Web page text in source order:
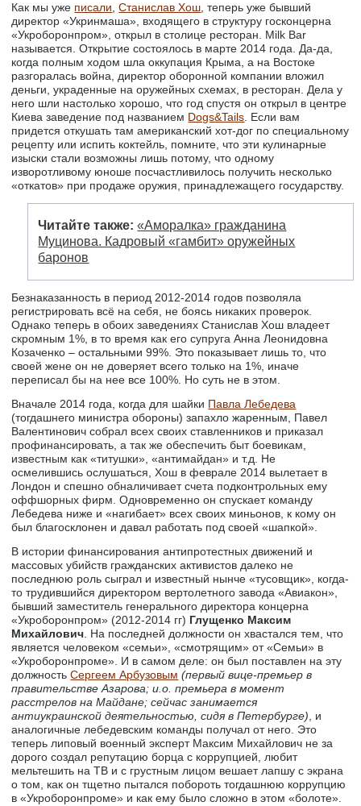
Как мы уже писали ,Станислав Хош , теперь уже бывший
директор «Укринмаша», входящего в структуру госконцерна
«Укроборонпром», открыл в столице ресторан. Milk Bar
называется. Открытие состоялось в марте 2014 года. Да-да,
когда полным ходом шла оккупация Крыма, а на Востоке
разгоралась война, директор оборонной компании вложил
деньги, украденные на оружейных схемах, в ресторан. Дела у
него шли настолько хорошо, что год спустя он открыл в центре
Киева заведение под названием Dogs&Tails . Если вам
придется откушать там американский хот-дог по специальному
рецепту или испить коктейль, помните, что эти кулинарные
изыски стали возможны лишь потому, что одному
изворотливому юноше посчастливилось получить несколько
«откатов» при продаже оружия, принадлежащего государству.
Читайте также: «Аморалка» гражданина
Муцинова. Кадровый «гамбит» оружейных
баронов
Безнаказанность в период 2012-2014 годов позволяла
регистрировать всё на себя, не боясь никаких проверок.
Однако теперь в обоих заведениях Станислав Хош владеет
скромным 1%, в то время как его супруга Анна Леонидовна
Козаченко – остальными 99%. Это показывает лишь то, что
своей жене он не доверяет всего только на 1%, иначе
переписал бы на нее все 100%. Но суть не в этом.
Вначале 2014 года, когда для шайки Павла Лебедева
(тогдашнего министра обороны) запахло жаренным, Павел
Валентинович собрал всех своих ставленников и приказал
профинансировать, а так же обеспечить быт боевикам,
известным как «титушки», «антимайдан» и т.д. Не
осмелившись ослушаться, Хош в феврале 2014 вылетает в
Лондон и спешно обналичивает счета подконтрольных ему
оффшорных фирм. Одновременно он спускает команду
Лебедева ниже и «нагибает» всех своих миньонов, к кому он
был благосклонен и давал работать под своей «шапкой».
В истории финансирования антипротестных движений и
массовых убийств гражданских активистов далеко не
последнюю роль сыграл и известный нынче «тусовщик», когда-
то трудившийся директором вертолетного завода «Авиакон»,
бывший заместитель генерального директора концерна
«Укроборонпром» (2012-2014 гг) Глущенко Максим
Михайлович . На последней должности он хвастался тем, что
является человеком «семьи», «смотрящим» от «Семьи» в
«Укроборонпроме». И в самом деле: он был поставлен на эту
должностьСергеем Арбузовым (первый вице-премьер в
правительстве Азарова; и.о. премьера в момент
расстрелов на Майдане; сейчас занимается
антиукраинской деятельностью, сидя в Петербурге) , и
аналогичные лебедевским команды получал от него. Это
теперь липовый военный эксперт Максим Михайлович не за
дорого создал репутацию борца с коррупцией, любит
мельтешить на ТВ и с грустным лицом вешает лапшу с экрана
о том, как он тщетно пытался побороть тогдашнюю коррупцию
в «Укроборонпроме» и как ему было сложно в этом «болоте».